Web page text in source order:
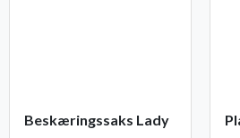
Beskæringssaks Lady